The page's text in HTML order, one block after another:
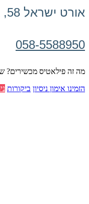
אורט ישראל 58, בת ים
058-5588950
מה זה פילאטיס מכשירים?
הזמינו אימון ניסיון ביקורות